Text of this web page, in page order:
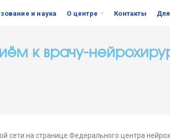
и наука О центре Контакты
к врачу-
сети на странице Федерального центра